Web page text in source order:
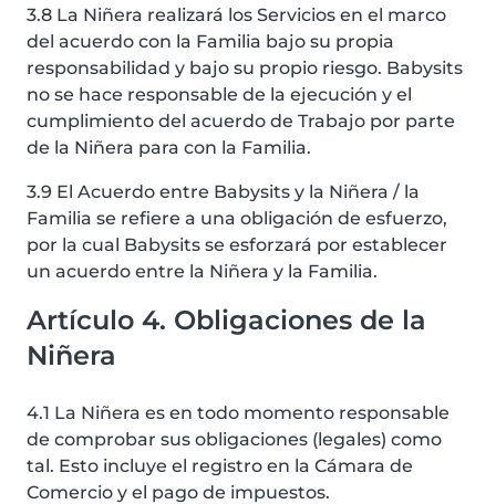
3.8 La Niñera realizará los Servicios en el marco
del acuerdo con la Familia bajo su propia
responsabilidad y bajo su propio riesgo. Babysits
no se hace responsable de la ejecución y el
cumplimiento del acuerdo de Trabajo por parte
de la Niñera para con la Familia.
3.9 El Acuerdo entre Babysits y la Niñera / la
Familia se refiere a una obligación de esfuerzo,
por la cual Babysits se esforzará por establecer
un acuerdo entre la Niñera y la Familia.
Artículo 4. Obligaciones de la
Niñera
4.1 La Niñera es en todo momento responsable
de comprobar sus obligaciones (legales) como
tal. Esto incluye el registro en la Cámara de
Comercio y el pago de impuestos.